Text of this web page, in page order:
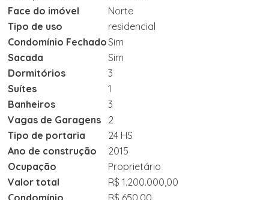
Face do imóvel
Norte
Tipo de uso
residencial
Condomínio FechadoSim
Sacada
Sim
Dormitórios
3
Suítes
1
Banheiros
3
Vagas de Garagens
2
Tipo de portaria
24 HS
Ano de construção
2015
Ocupação
Proprietário
Valor total
R$ 1.200.000,00
Condomínio
R$ 650,00